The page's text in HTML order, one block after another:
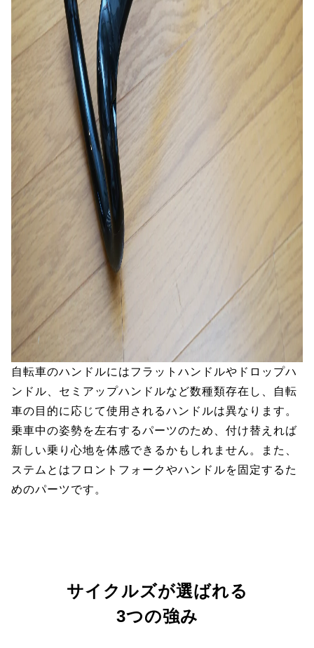
自転車のハンドルにはフラットハンドルやドロップハ
ンドル、セミアップハンドルなど数種類存在し、自転
車の目的に応じて使用されるハンドルは異なります。
乗車中の姿勢を左右するパーツのため、付け替えれば
新しい乗り心地を体感できるかもしれません。また、
ステムとはフロントフォークやハンドルを固定するた
めのパーツです。
サイクルズが選ばれる
3つの強み